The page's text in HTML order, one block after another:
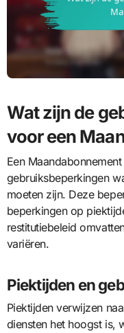
Wat zijn de
voor een
Een
gebruiksbeperkingen
moeten zijn. Deze
beperkingen op
restitutiebeleid
variëren.
Piektijden en
Piektijden verwijzen
diensten het hoogst is,